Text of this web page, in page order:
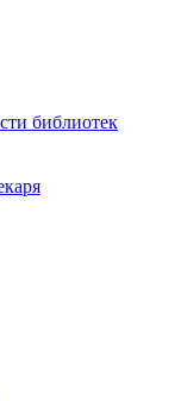
библиотек